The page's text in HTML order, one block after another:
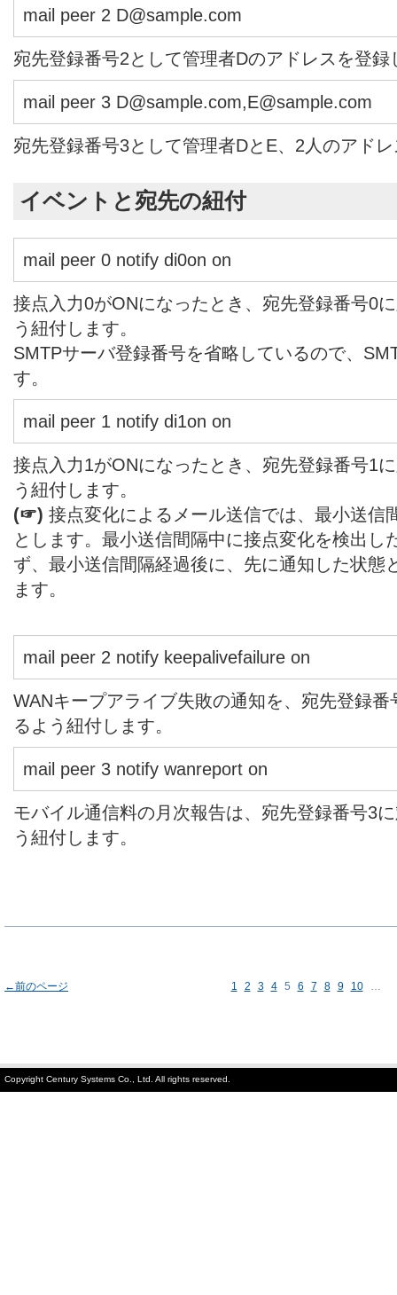
mail peer 2 D@sample.com
宛先登録番号2として管理者Dのアドレスを登録
mail peer 3 D@sample.com,E@sample.com
宛先登録番号3として管理者DとE、2人のアド
イベントと宛先の紐付
mail peer 0 notify di0on on
接点入力0がONになったとき、宛先登録番号0
う紐付します。
SMTPサーバ登録番号を省略しているので、
す。
mail peer 1 notify di1on on
接点入力1がONになったとき、宛先登録番号1
う紐付します。
(☞) 接点変化によるメール送信では、最小送信
とします。最小送信間隔中に接点変化を検出し
ず、最小送信間隔経過後に、先に通知した状態
ます。
mail peer 2 notify keepalivefailure on
WANキープアライブ失敗の通知を、宛先登録
るよう紐付します。
mail peer 3 notify wanreport on
モバイル通信料の月次報告は、宛先登録番号3
う紐付します。
←前のページ 1 2 3 4 5 6 7 8 9 10 …
Copyright Century Systems Co., Ltd. All rights reserved.